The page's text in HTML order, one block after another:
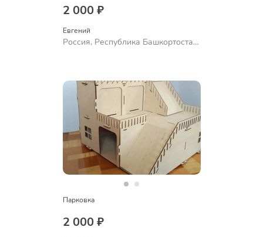
2 000 ₽
Евгений
Россия, Республика Башкортостан,
Парковка
2 000 ₽